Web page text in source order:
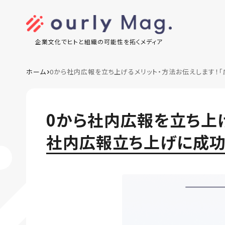
企業文化でヒトと組織の可能性を拓くメディア
ホーム 0から社内広報を立ち上げるメリット・方法お伝えします
0から社内広報を立ち上
社内広報立ち上げに成